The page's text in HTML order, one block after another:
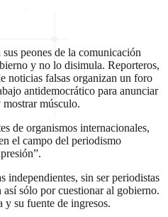
peones de la comunicación
y no lo disimula. Reporteros,
noticias falsas organizan un foro
antidemocrático para anunciar
músculo.
de organismos internacionales,
el campo del periodismo
independientes, sin ser periodistas
sólo por cuestionar al gobierno.
su fuente de ingresos.